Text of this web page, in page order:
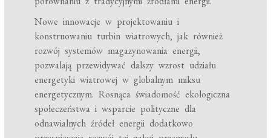
Nowe innowacje w projektowaniu i
konstruowaniu turbin wiatrowych, jak również
rozwój systemów magazynowania energii,
pozwalają przewidywać dalszy wzrost udziału
energetyki wiatrowej w globalnym miksu
energetycznym. Rosnąca świadomość ekologiczna
społeczeństwa i wsparcie polityczne dla
odnawialnych źródeł energii dodatkowo